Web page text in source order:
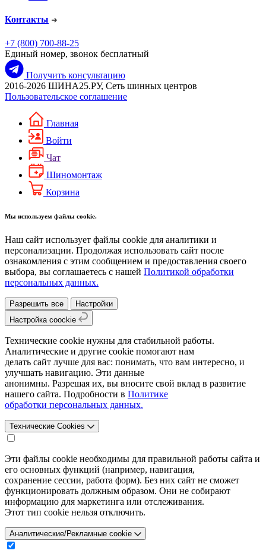
Контакты
+7 (800) 700-88-25
Единый номер, звонок бесплатный
Получить консультацию
2016-2026 ШИНА25.РУ, Сеть шинных центров
Пользовательское соглашение
Главная
Войти
Чат
Шиномонтаж
Корзина
Мы используем файлы cookie.
Наш сайт использует файлы cookie для аналитики и
персонализации. Продолжая использовать сайт после
ознакомления с этим сообщением и предоставления своего
выбора, вы соглашаетесь с нашей Политикой обработки
персональных данных.
Разрешить все
Настройки
Настройка coockie
Технические cookie нужны для стабильной работы.
Аналитические и другие cookie помогают нам
делать сайт лучше для вас: понимать, что вам интересно, и
улучшать навигацию. Эти данные
анонимны. Разрешая их, вы вносите свой вклад в развитие
нашего сайта. Подробности в Политике
обработки персональных данных.
Технические Cookies
Эти файлы cookie необходимы для правильной работы сайта и
его основных функций (например, навигация,
сохранение сессии, работа форм). Без них сайт не сможет
функционировать должным образом. Они не собирают
информацию для маркетинга или отслеживания.
Этот тип cookie нельзя отключить.
Аналитические/Рекламные cookie